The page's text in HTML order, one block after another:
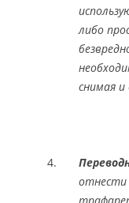
либо
снимая
отнести